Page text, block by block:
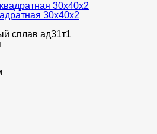
30х40х2
сплав ад31т1